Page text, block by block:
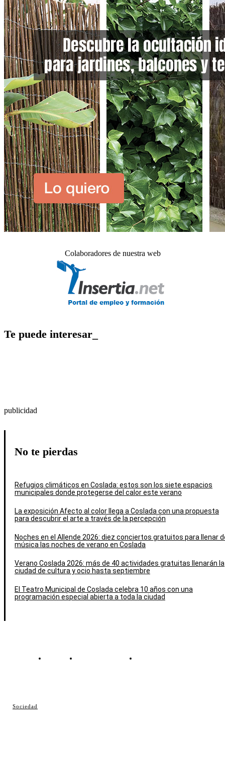
Sociedad
Colaboradores de nuestra web
Te puede interesar_
publicidad
No te pierdas
Refugios climáticos en Coslada: estos son los siete espacios
municipales donde protegerse del calor este verano
La exposición Afecto al color llega a Coslada con una propuesta
para descubrir el arte a través de la percepción
Noches en el Allende 2026: diez conciertos gratuitos para llenar
música las noches de verano en Coslada
Verano Coslada 2026: más de 40 actividades gratuitas llenarán la
ciudad de cultura y ocio hasta septiembre
El Teatro Municipal de Coslada celebra 10 años con una
programación especial abierta a toda la ciudad
Contacto Política de cookies